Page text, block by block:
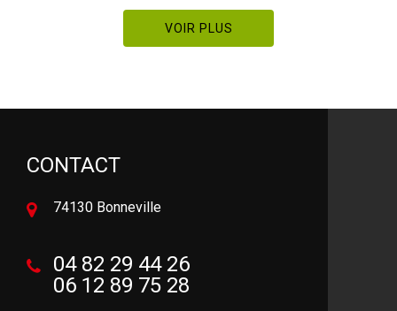
VOIR PLUS
CONTACT
74130 Bonneville
04 82 29 44 26
06 12 89 75 28